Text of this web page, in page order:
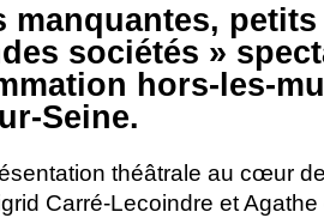
manquantes,
sociétés »
hors-les-
Seine.
théâtrale au cœur
Carré-Lecoindre et